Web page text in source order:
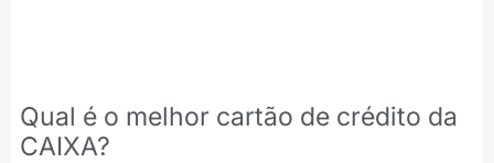
Qual é o melhor cartão de crédito da
CAIXA?